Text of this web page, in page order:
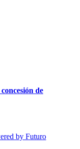
de
by Futuro